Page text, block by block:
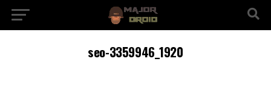
seo-3359946_1920